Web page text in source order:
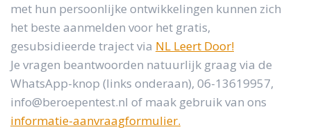
met hun persoonlijke ontwikkelingen kunnen zich
het beste aanmelden voor het gratis,
gesubsidieerde traject via NL Leert Door!
Je vragen beantwoorden natuurlijk graag via de
WhatsApp-knop (links onderaan), 06-13619957,
info@beroepentest.nl of maak gebruik van ons
informatie-aanvraagformulier.